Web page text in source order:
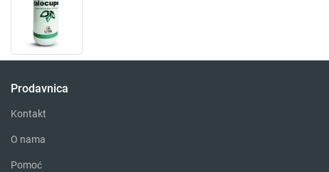
Prodavnica
Kontakt
O nama
Pomoć